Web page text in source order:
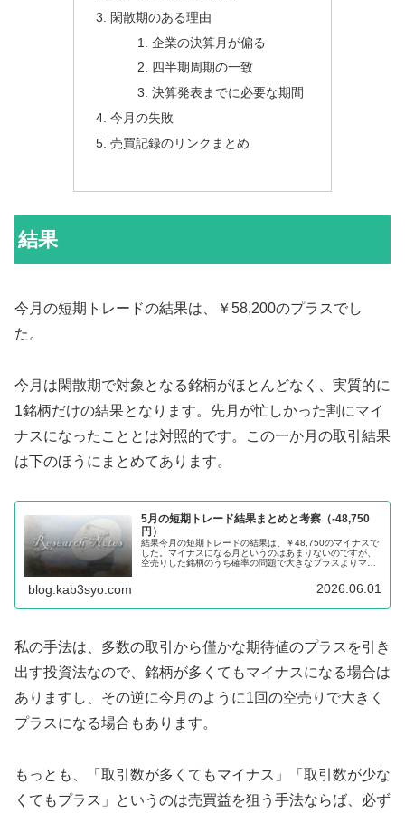
閑散期のある理由
企業の決算月が偏る
四半期周期の一致
決算発表までに必要な期間
今月の失敗
売買記録のリンクまとめ
結果
今月の短期トレードの結果は、￥58,200のプラスでし
た。
今月は閑散期で対象となる銘柄がほとんどなく、実質的に
1銘柄だけの結果となります。先月が忙しかった割にマイ
ナスになったこととは対照的です。この一か月の取引結果
は下のほうにまとめてあります。
5月の短期トレード結果まとめと考察（-48,750
円）
結果今月の短期トレードの結果は、￥48,750のマイナスで
した。マイナスになる月というのはあまりないのですが、
空売りした銘柄のうち確率の問題で大きなプラスよりマイ
blog.kab3syo.com 2026.06.01
私の手法は、多数の取引から僅かな期待値のプラスを引き
出す投資法なので、銘柄が多くてもマイナスになる場合は
ありますし、その逆に今月のように1回の空売りで大きく
プラスになる場合もあります。
もっとも、「取引数が多くてもマイナス」「取引数が少な
くてもプラス」というのは売買益を狙う手法ならば、必ず